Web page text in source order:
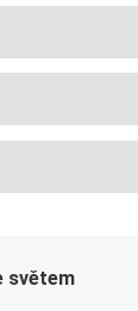
světem